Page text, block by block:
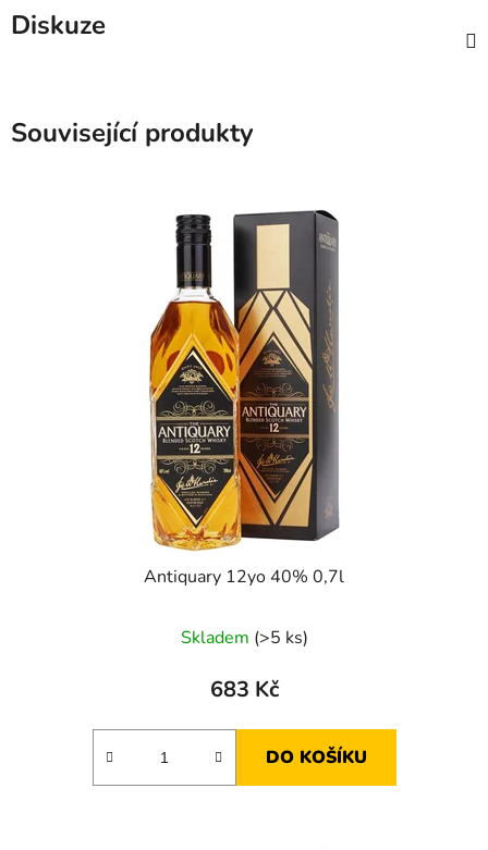
Diskuze
Související produkty
Antiquary 12yo 40% 0,7l
Skladem (>5 ks)
683 Kč
DO KOŠÍKU